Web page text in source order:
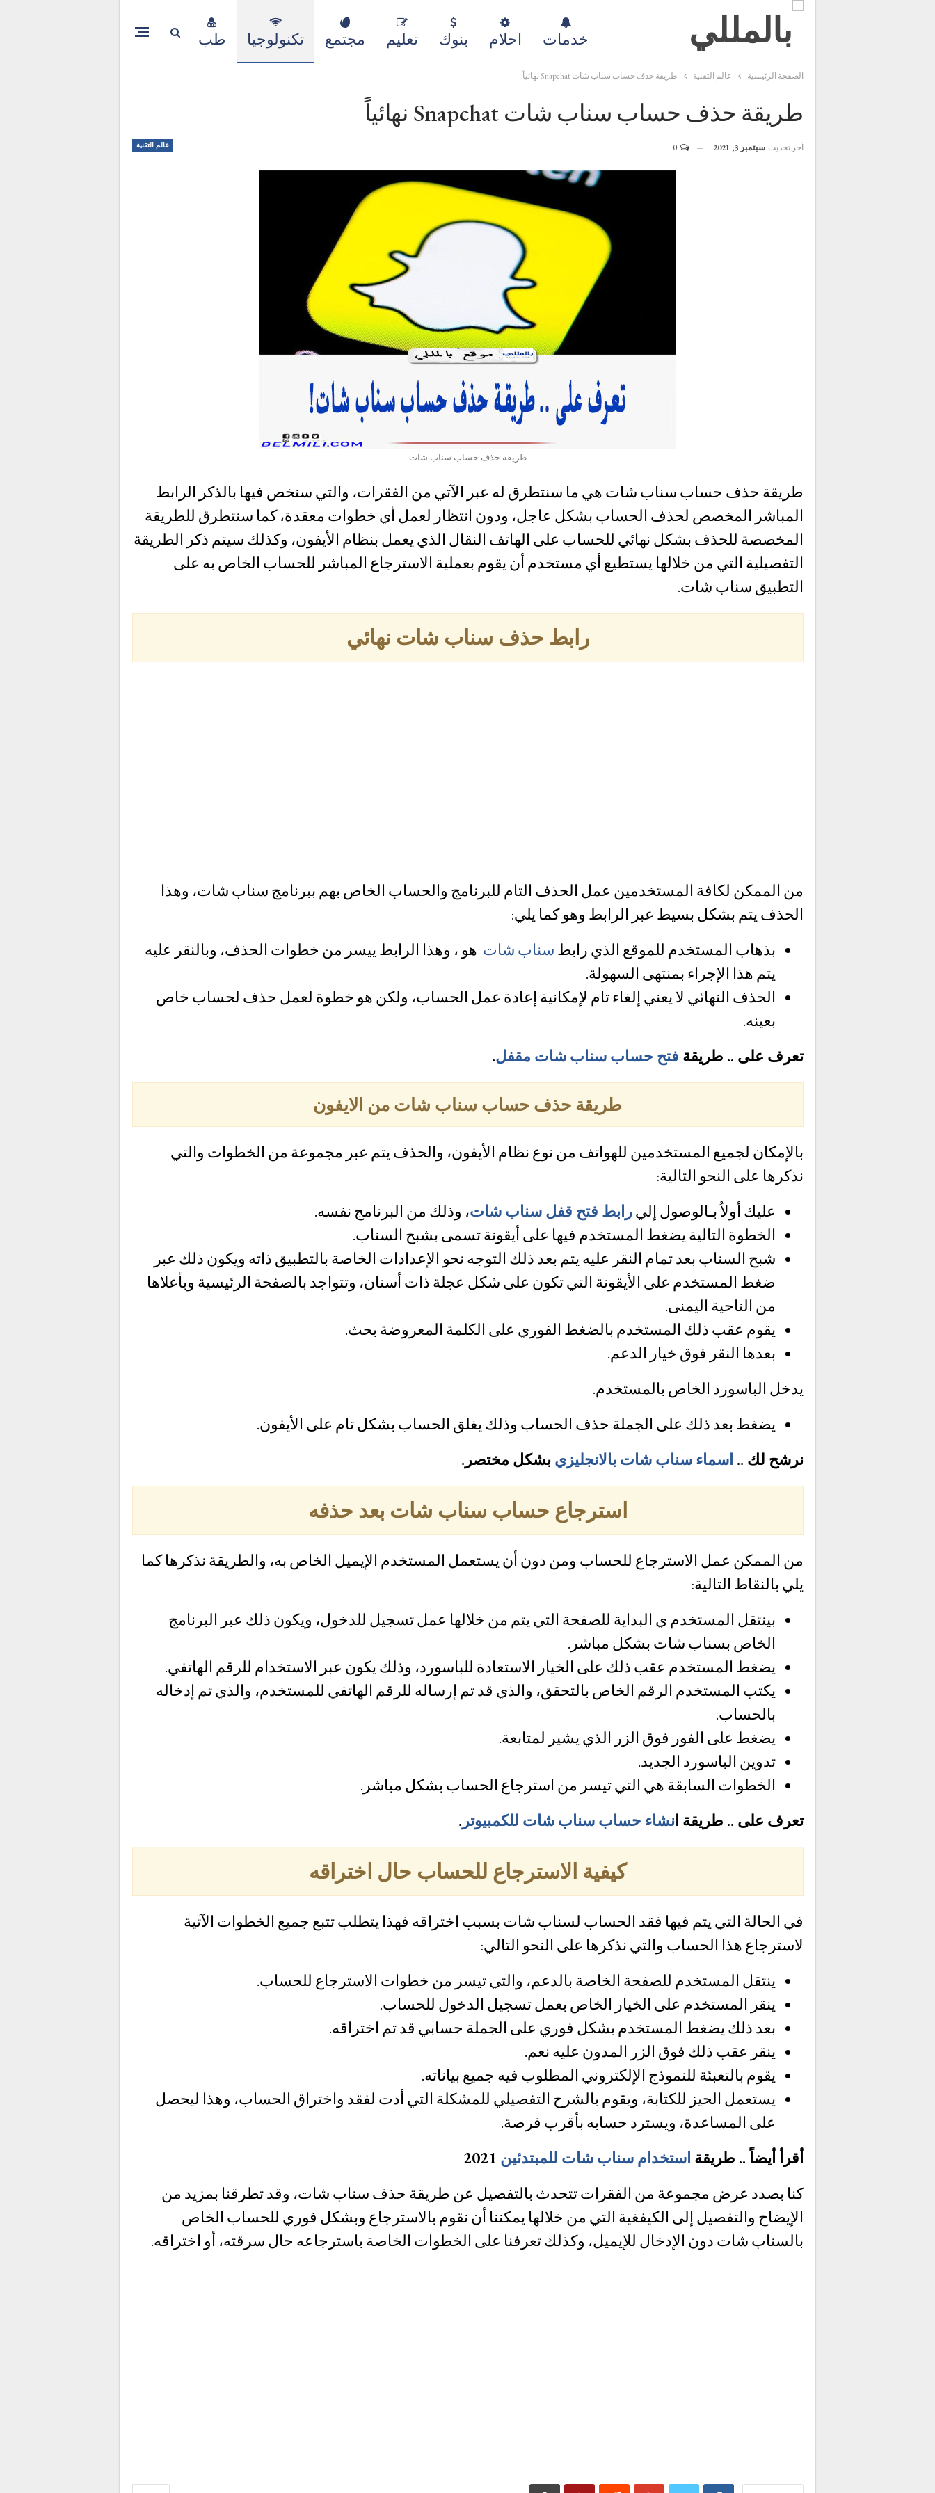
خدمات احلام بنوك تعليم مجتمع تكنولوجيا طب
الصفحة الرئيسية عالم التقنية طريقة حذف حساب سناب شات Snapchat نهائياً
طريقة حذف حساب سناب شات Snapchat نهائياً
عالم التقنية آخر تحديث سبتمبر 3, 2021 0
طريقة حذف حساب سناب شات
طريقة حذف حساب سناب شات هي ما سنتطرق له عبر الآتي من الفقرات، والتي سنخص فيها بالذكر الرابط
المباشر المخصص لحذف الحساب بشكل عاجل، ودون انتظار لعمل أي خطوات معقدة، كما سنتطرق للطريقة
المخصصة للحذف بشكل نهائي للحساب على الهاتف النقال الذي يعمل بنظام الأيفون، وكذلك سيتم ذكر الطريقة
التفصيلية التي من خلالها يستطيع أي مستخدم أن يقوم بعملية الاسترجاع المباشر للحساب الخاص به على
التطبيق سناب شات.
رابط حذف سناب شات نهائي
من الممكن لكافة المستخدمين عمل الحذف التام للبرنامج والحساب الخاص بهم ببرنامج سناب شات، وهذا
الحذف يتم بشكل بسيط عبر الرابط وهو كما يلي:
بذهاب المستخدم للموقع الذي رابط سناب شات هو ، وهذا الرابط ييسر من خطوات الحذف، وبالنقر عليه
يتم هذا الإجراء بمنتهى السهولة.
الحذف النهائي لا يعني إلغاء تام لإمكانية إعادة عمل الحساب، ولكن هو خطوة لعمل حذف لحساب خاص
بعينه.
تعرف على .. طريقة فتح حساب سناب شات مقفل.
طريقة حذف حساب سناب شات من الايفون
بالإمكان لجميع المستخدمين للهواتف من نوع نظام الأيفون، والحذف يتم عبر مجموعة من الخطوات والتي
نذكرها على النحو التالية:
عليك أولاُ بـالوصول إليرابط فتح قفل سناب شات، وذلك من البرنامج نفسه.
الخطوة التالية يضغط المستخدم فيها على أيقونة تسمى بشبح السناب.
شبح السناب بعد تمام النقر عليه يتم بعد ذلك التوجه نحو الإعدادات الخاصة بالتطبيق ذاته ويكون ذلك عبر
ضغط المستخدم على الأيقونة التي تكون على شكل عجلة ذات أسنان، وتتواجد بالصفحة الرئيسية وبأعلاها
من الناحية اليمنى.
يقوم عقب ذلك المستخدم بالضغط الفوري على الكلمة المعروضة بحث.
بعدها النقر فوق خيار الدعم.
يدخل الباسورد الخاص بالمستخدم.
يضغط بعد ذلك على الجملة حذف الحساب وذلك يغلق الحساب بشكل تام على الأيفون.
نرشح لك .. اسماء سناب شات بالانجليزي بشكل مختصر.
استرجاع حساب سناب شات بعد حذفه
من الممكن عمل الاسترجاع للحساب ومن دون أن يستعمل المستخدم الإيميل الخاص به، والطريقة نذكرها كما
يلي بالنقاط التالية:
بينتقل المستخدم ي البداية للصفحة التي يتم من خلالها عمل تسجيل للدخول، ويكون ذلك عبر البرنامج
الخاص بسناب شات بشكل مباشر.
يضغط المستخدم عقب ذلك على الخيار الاستعادة للباسورد، وذلك يكون عبر الاستخدام للرقم الهاتفي.
يكتب المستخدم الرقم الخاص بالتحقق، والذي قد تم إرساله للرقم الهاتفي للمستخدم، والذي تم إدخاله
بالحساب.
يضغط على الفور فوق الزر الذي يشير لمتابعة.
تدوين الباسورد الجديد.
الخطوات السابقة هي التي تيسر من استرجاع الحساب بشكل مباشر.
تعرف على .. طريقة انشاء حساب سناب شات للكمبيوتر .
كيفية الاسترجاع للحساب حال اختراقه
في الحالة التي يتم فيها فقد الحساب لسناب شات بسبب اختراقه فهذا يتطلب تتبع جميع الخطوات الآتية
لاسترجاع هذا الحساب والتي نذكرها على النحو التالي:
ينتقل المستخدم للصفحة الخاصة بالدعم، والتي تيسر من خطوات الاسترجاع للحساب.
ينقر المستخدم على الخيار الخاص بعمل تسجيل الدخول للحساب.
بعد ذلك يضغط المستخدم بشكل فوري على الجملة حسابي قد تم اختراقه.
ينقر عقب ذلك فوق الزر المدون عليه نعم.
يقوم بالتعبئة للنموذج الإلكتروني المطلوب فيه جميع بياناته.
يستعمل الحيز للكتابة، ويقوم بالشرح التفصيلي للمشكلة التي أدت لفقد واختراق الحساب، وهذا ليحصل
على المساعدة، ويسترد حسابه بأقرب فرصة.
أقرأ أيضاً .. طريقة استخدام سناب شات للمبتدئين
كنا بصدد عرض مجموعة من الفقرات تتحدث بالتفصيل عن طريقة حذف سناب شات، وقد تطرقنا بمزيد من
الإيضاح والتفصيل إلى الكيفغية التي من خلالها يمكننا أن نقوم بالاسترجاع وبشكل فوري للحساب الخاص
بالسناب شات دون الإدخال للإيميل، وكذلك تعرفنا على الخطوات الخاصة باسترجاعه حال سرقته، أو اختراقه.